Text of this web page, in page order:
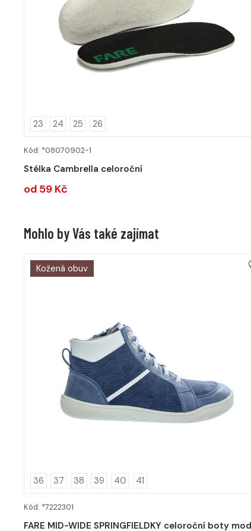
23 24 25 26
Kód: *08070902-1
Stélka Cambrella celoroční
od 59 Kč
Mohlo by Vás také zajímat
Kožená obuv
36 37 38 39 40 41
Kód: *7222301
FARE MID-WIDE SPRINGFIELDKY celoroční boty